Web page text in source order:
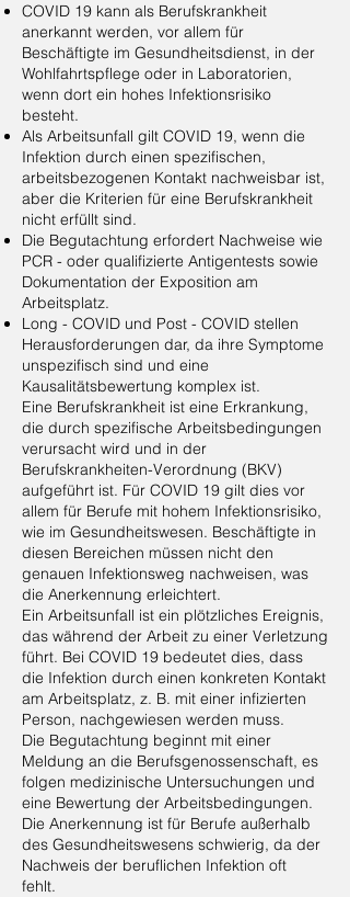
COVID 19 kann als Berufskrankheit
anerkannt werden, vor allem für
Beschäftigte im Gesundheitsdienst, in der
Wohlfahrtspflege oder in Laboratorien,
wenn dort ein hohes Infektionsrisiko
besteht.
Als Arbeitsunfall gilt COVID 19, wenn die
Infektion durch einen spezifischen,
arbeitsbezogenen Kontakt nachweisbar ist,
aber die Kriterien für eine Berufskrankheit
nicht erfüllt sind.
Die Begutachtung erfordert Nachweise wie
PCR - oder qualifizierte Antigentests sowie
Dokumentation der Exposition am
Arbeitsplatz.
Long - COVID und Post - COVID stellen
Herausforderungen dar, da ihre Symptome
unspezifisch sind und eine
Kausalitätsbewertung komplex ist.
Eine Berufskrankheit ist eine Erkrankung,
die durch spezifische Arbeitsbedingungen
verursacht wird und in der
Berufskrankheiten-Verordnung (BKV)
aufgeführt ist. Für COVID 19 gilt dies vor
allem für Berufe mit hohem Infektionsrisiko,
wie im Gesundheitswesen. Beschäftigte in
diesen Bereichen müssen nicht den
genauen Infektionsweg nachweisen, was
die Anerkennung erleichtert.
Ein Arbeitsunfall ist ein plötzliches Ereignis,
das während der Arbeit zu einer Verletzung
führt. Bei COVID 19 bedeutet dies, dass
die Infektion durch einen konkreten Kontakt
am Arbeitsplatz, z. B. mit einer infizierten
Person, nachgewiesen werden muss.
Die Begutachtung beginnt mit einer
Meldung an die Berufsgenossenschaft, es
folgen medizinische Untersuchungen und
eine Bewertung der Arbeitsbedingungen.
Die Anerkennung ist für Berufe außerhalb
des Gesundheitswesens schwierig, da der
Nachweis der beruflichen Infektion oft
fehlt.